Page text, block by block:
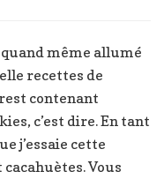
chocolat
cacahuètes
quand même allumé
recettes de
contenant
c’est dire. En tant
j’essaie cette
Vous